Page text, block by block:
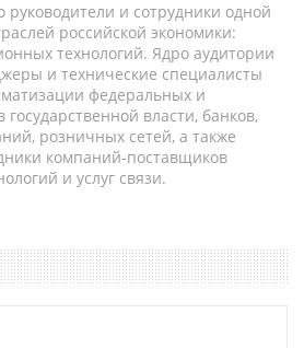
руководители и сотрудники одной
российской экономики:
технологий. Ядро аудитории
и технические специалисты
федеральных и
власти, банков,
розничных сетей, а также
компаний-поставщиков
и услуг связи.